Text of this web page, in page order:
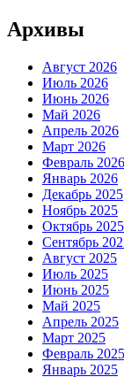
Архивы
Август 2026
Июль 2026
Июнь 2026
Май 2026
Апрель 2026
Март 2026
Февраль 2026
Январь 2026
Декабрь 2025
Ноябрь 2025
Октябрь 2025
Сентябрь
Август 2025
Июль 2025
Июнь 2025
Май 2025
Апрель 2025
Март 2025
Февраль 2025
Январь 2025